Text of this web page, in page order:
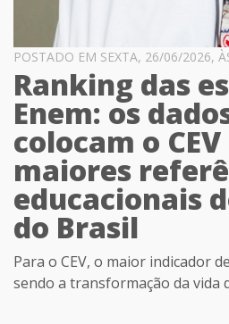
POSTADO EM SEXTA, 26/06/2026,
Ranking das
Enem: os
colocam o
maiores
educacionais
do Brasil
Para o CEV, o maior indicador
sendo a transformação da vida